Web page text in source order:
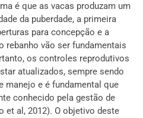
é que as vacas produzam um
da puberdade, a primeira
para concepção e a
vão ser fundamentais
os controles reprodutivos
atualizados, sempre sendo
manejo e é fundamental que
conhecido pela gestão de
et al, 2012). O objetivo deste